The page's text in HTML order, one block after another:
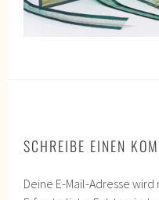
SCHREIBE EINEN
Deine E-Mail-Adresse